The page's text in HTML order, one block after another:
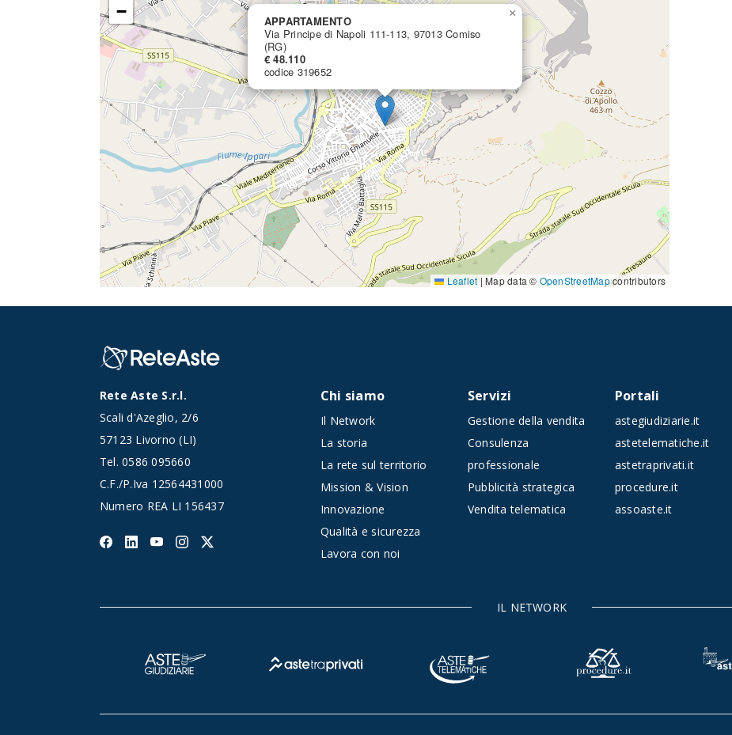
APPARTAMENTO
Via Principe di Napoli 111-113, 97013 Comiso
(RG)
€ 48.110
codice 319652
×
−
Leaflet | Map data © OpenStreetMapcontributors
Rete Aste S.r.l.
Scali d'Azeglio, 2/6
57123 Livorno (LI)
Tel.0586 095660
C.F./P.Iva 12564431000
Numero REA LI 156437
Chi siamo
Il Network
La storia
La rete sul territorio
Mission & Vision
Innovazione
Qualità e sicurezza
Lavora con noi
Servizi
Gestione della vendita
Consulenza
professionale
Pubblicità strategica
Vendita telematica
Portali
astegiudiziarie.it
astetelematiche.it
astetraprivati.it
procedure.it
assoaste.it
IL NETWORK